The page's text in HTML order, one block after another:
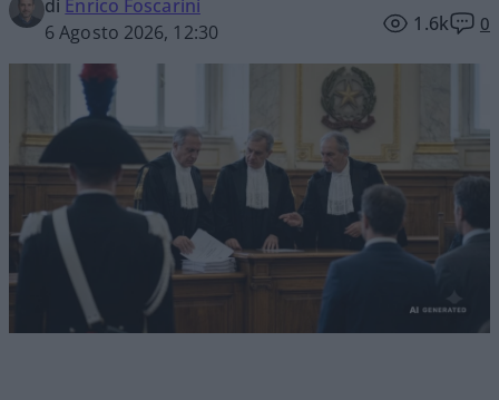
di Enrico Foscarini
6 Agosto 2026, 12:30
1.6k 0